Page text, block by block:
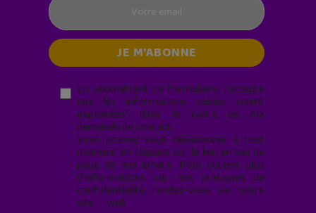
En soumettant ce formulaire, j’accepte
que les informations saisies soient
exploitées* dans le cadre de ma
demande de contact.
Vous pouvez vous désabonner à tout
moment en cliquant sur le lien en bas de
page de nos emails. Pour obtenir plus
d'informations sur nos pratiques de
confidentialité, rendez-vous sur notre
site web